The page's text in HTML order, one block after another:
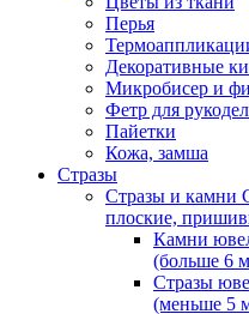
Перья
Декоративные
Микробисер и
Фетр для
Пайетки
Кожа, замша
Стразы
Стразы и камни
плоские,
Камни
(больше 6
Стразы
(меньше 5